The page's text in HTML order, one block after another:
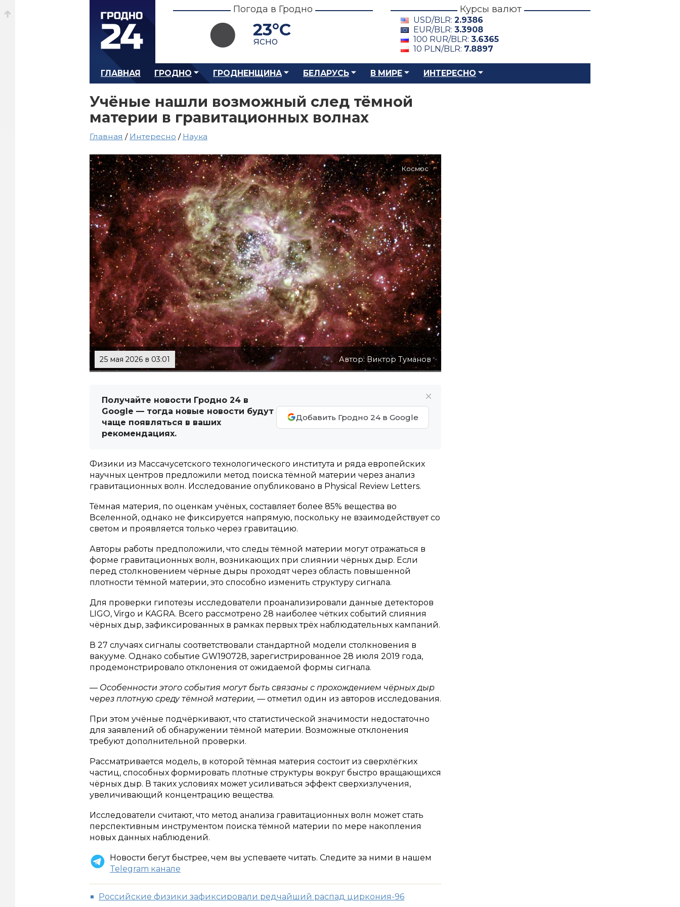
Погода в Гродно
23°C
ясно
Курсы валют
USD/BLR: 2.9386
EUR/BLR: 3.3908
100 RUR/BLR: 3.6365
10 PLN/BLR: 7.8897
ГЛАВНАЯ ГРОДНО ГРОДНЕНЩИНА БЕЛАРУСЬ В МИРЕ ИНТЕРЕСНО
Учёные нашли возможный след тёмной
материи в гравитационных волнах
Главная / Интересно / Наука
Космос
25 мая 2026 в 03:01 Автор: Виктор Туманов
Получайте новости Гродно 24 в
Google — тогда новые новости будут
чаще появляться в ваших
рекомендациях.
Добавить Гродно 24 в Google
Физики из Массачусетского технологического института и ряда европейских
научных центров предложили метод поиска тёмной материи через анализ
гравитационных волн. Исследование опубликовано в Physical Review Letters.
Тёмная материя, по оценкам учёных, составляет более 85% вещества во
Вселенной, однако не фиксируется напрямую, поскольку не взаимодействует со
светом и проявляется только через гравитацию.
Авторы работы предположили, что следы тёмной материи могут отражаться в
форме гравитационных волн, возникающих при слиянии чёрных дыр. Если
перед столкновением чёрные дыры проходят через область повышенной
плотности тёмной материи, это способно изменить структуру сигнала.
Для проверки гипотезы исследователи проанализировали данные детекторов
LIGO, Virgo и KAGRA. Всего рассмотрено 28 наиболее чётких событий слияния
чёрных дыр, зафиксированных в рамках первых трёх наблюдательных кампаний.
В 27 случаях сигналы соответствовали стандартной модели столкновения в
вакууме. Однако событие GW190728, зарегистрированное 28 июля 2019 года,
продемонстрировало отклонения от ожидаемой формы сигнала.
— Особенности этого события могут быть связаны с прохождением чёрных дыр
через плотную среду тёмной материи, — отметил один из авторов исследования.
При этом учёные подчёркивают, что статистической значимости недостаточно
для заявлений об обнаружении тёмной материи. Возможные отклонения
требуют дополнительной проверки.
Рассматривается модель, в которой тёмная материя состоит из сверхлёгких
частиц, способных формировать плотные структуры вокруг быстро вращающихся
чёрных дыр. В таких условиях может усиливаться эффект сверхизлучения,
увеличивающий концентрацию вещества.
Исследователи считают, что метод анализа гравитационных волн может стать
перспективным инструментом поиска тёмной материи по мере накопления
новых данных наблюдений.
Новости бегут быстрее, чем вы успеваете читать. Следите за ними в нашем
Telegram канале
Российские физики зафиксировали редчайший распад циркония-96